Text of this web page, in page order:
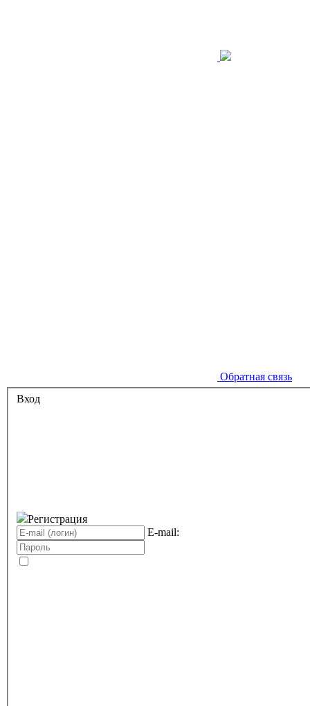
Обратная связь
Вход
Регистрация
E-mail: